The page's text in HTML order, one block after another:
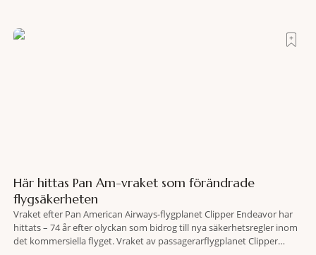
fler människor ska kunna promenera, motionera
Här hittas Pan Am-vraket som förändrade
flygsäkerheten
Vraket efter Pan American Airways-flygplanet Clipper Endeavor har
hittats – 74 år efter olyckan som bidrog till nya säkerhetsregler inom
det kommersiella flyget. Vraket av passagerarflygplanet Clipper